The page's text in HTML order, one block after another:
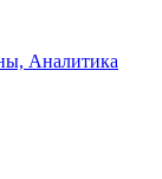
Аналитика